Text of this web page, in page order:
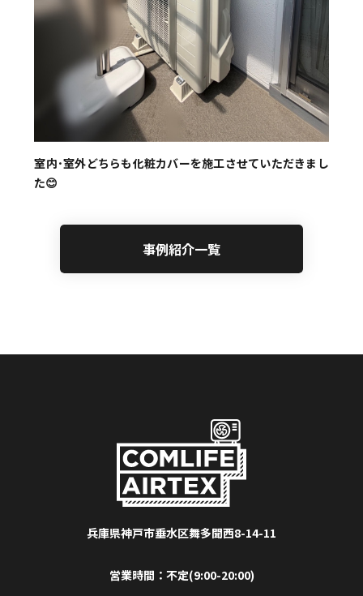
室内･室外どちらも化粧カバーを施工させていただきまし
た😊
事例紹介一覧
兵庫県神戸市垂水区舞多聞西8-14-11
営業時間： 不定(9:00-20:00)